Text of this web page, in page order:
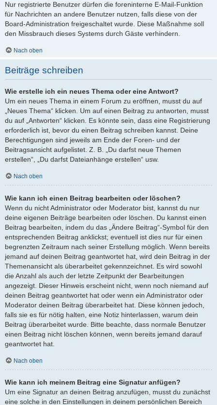
Nur registrierte Benutzer dürfen die foreninterne E-Mail-Funktion
für Nachrichten an andere Benutzer nutzen, falls diese von der
Board-Administration freigeschaltet wurde. Diese Maßnahme soll
den Missbrauch dieses Systems durch Gäste verhindern.
Nach oben
Beiträge schreiben
Wie erstelle ich ein neues Thema oder eine Antwort?
Um ein neues Thema in einem Forum zu eröffnen, musst du auf
„Neues Thema“ klicken. Um auf einen Beitrag zu antworten, musst
du auf „Antworten“ klicken. Es könnte sein, dass eine Registrierung
erforderlich ist, bevor du einen Beitrag schreiben kannst. Deine
Berechtigungen sind jeweils am Ende der Foren- und der
Beitragsansicht aufgelistet. Z. B. „Du darfst neue Themen
erstellen“, „Du darfst Dateianhänge erstellen“ usw.
Nach oben
Wie kann ich einen Beitrag bearbeiten oder löschen?
Wenn du nicht Administrator oder Moderator bist, kannst du nur
deine eigenen Beiträge bearbeiten oder löschen. Du kannst einen
Beitrag bearbeiten, indem du das „Ändere Beitrag“-Symbol für den
entsprechenden Beitrag anklickst; eventuell ist dies nur für einen
begrenzten Zeitraum nach seiner Erstellung möglich. Wenn bereits
jemand auf deinen Beitrag geantwortet hat, wird dein Beitrag in der
Themenansicht als überarbeitet gekennzeichnet. Es wird sowohl
die Anzahl als auch der letzte Zeitpunkt der Bearbeitungen
angezeigt. Dieser Hinweis erscheint nicht, wenn noch niemand auf
deinen Beitrag geantwortet hat oder wenn ein Administrator oder
Moderator deinen Beitrag überarbeitet hat. Diese können jedoch,
falls sie es für nötig halten, eine Notiz hinterlassen, warum dein
Beitrag überarbeitet wurde. Bitte beachte, dass normale Benutzer
einen Beitrag nicht löschen können, wenn bereits jemand darauf
geantwortet hat.
Nach oben
Wie kann ich meinem Beitrag eine Signatur anfügen?
Um eine Signatur an deinen Beitrag anzufügen, musst du zunächst
eine solche in den Einstellungen in deinem persönlichen Bereich